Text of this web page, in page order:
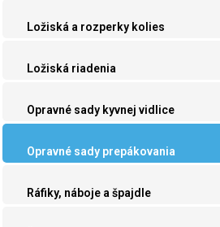
Ložiská a rozperky kolies
Ložiská riadenia
Opravné sady kyvnej vidlice
Opravné sady prepákovania
Ráfiky, náboje a špajdle